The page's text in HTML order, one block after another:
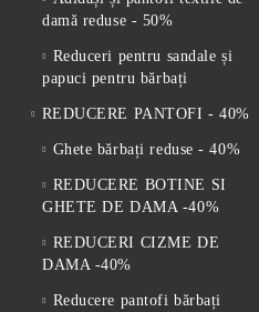
damă reduse - 50%
Reduceri pentru sandale și
papuci pentru bărbați
REDUCERE PANTOFI - 40%
Ghete bărbați reduse - 40%
REDUCERE BOTINE SI
GHETE DE DAMA -40%
REDUCERI CIZME DE
DAMA -40%
Reducere pantofi bărbați